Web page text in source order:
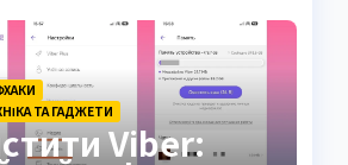
ТА ГАДЖЕТИ
Viber: